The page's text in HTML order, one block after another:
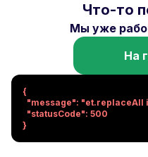
Что-то
Мы уже
На
{
}